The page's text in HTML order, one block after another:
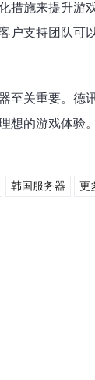
措施来提升
支持团队可
至关重要。
想的游戏体验。
韩国服务器 更